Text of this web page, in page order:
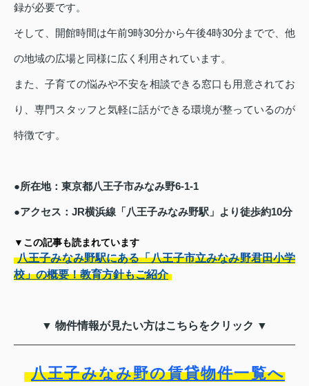
録が必要です。
そして、開館時間は午前9時30分から午後4時30分までで、他
の地域の広場と同様に広く利用されています。
また、子育ての悩みや不安を相談できる窓口も用意されてお
り、専門スタッフと気軽に話ができる環境が整っているのが
特徴です。
●所在地：東京都八王子市みなみ野6-1-1
●アクセス：JR横浜線「八王子みなみ野駅」より徒歩約10分
▼この記事も読まれています
八王子みなみ野駅にある「八王子市立みなみ野君田小学
校」の概要！教育方針もご紹介
▼ 物件情報が見たい方はこちらをクリック ▼
八王子みなみ野の賃貸物件一覧へ